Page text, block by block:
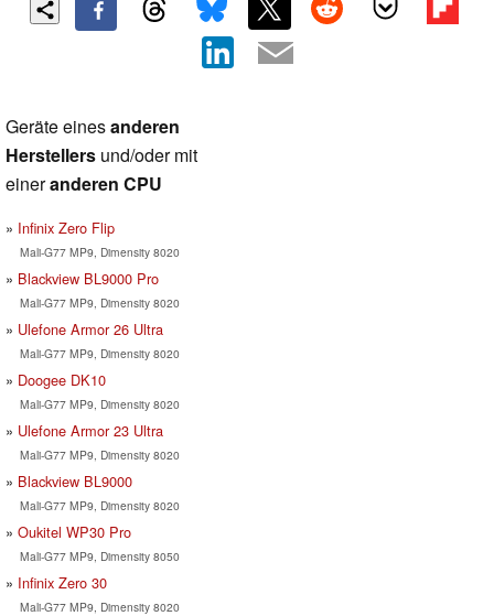
Geräte einesanderen
Herstellers und/oder mit
eineranderen CPU
Infinix Zero Flip
Mali-G77 MP9, Dimensity 8020
Blackview BL9000 Pro
Mali-G77 MP9, Dimensity 8020
Ulefone Armor 26 Ultra
Mali-G77 MP9, Dimensity 8020
Doogee DK10
Mali-G77 MP9, Dimensity 8020
Ulefone Armor 23 Ultra
Mali-G77 MP9, Dimensity 8020
Blackview BL9000
Mali-G77 MP9, Dimensity 8020
Oukitel WP30 Pro
Mali-G77 MP9, Dimensity 8050
Infinix Zero 30
Mali-G77 MP9, Dimensity 8020